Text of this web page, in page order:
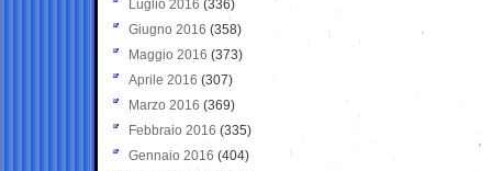
Luglio 2016 (336)
Giugno 2016 (358)
Maggio 2016 (373)
Aprile 2016 (307)
Marzo 2016 (369)
Febbraio 2016 (335)
Gennaio 2016 (404)